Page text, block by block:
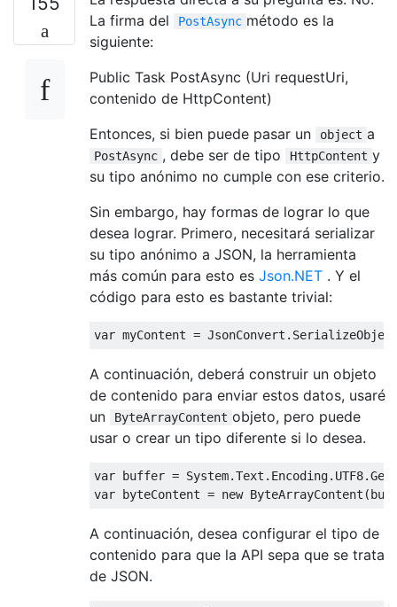
La firma del
PostAsync método es la
siguiente:
Public Task PostAsync (Uri requestUri,
contenido de HttpContent)
Entonces, si bien puede pasar un
object a
PostAsync , debe ser de tipo HttpContent y
su tipo anónimo no cumple con ese criterio.
Sin embargo, hay formas de lograr lo que
desea lograr. Primero, necesitará serializar
su tipo anónimo a JSON, la herramienta
más común para esto es Json.NET . Y el
código para esto es bastante trivial:
var
A continuación, deberá construir un objeto
de contenido para enviar estos datos, usaré
un
ByteArrayContent objeto, pero puede
usar o crear un tipo diferente si lo desea.
var
var byteContent = new
A continuación, desea configurar el tipo de
contenido para que la API sepa que se trata
de JSON.